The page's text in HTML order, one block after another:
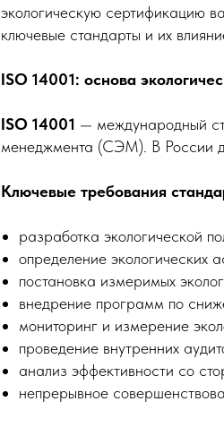
экологическую сертификацию
ключевые стандарты и их
ISO 14001: основа
ISO 14001 — международный
менеджмента (СЭМ). В России
Ключевые требования
разработка экологической
определение экологических
постановка измеримых
внедрение программ по
мониторинг и измерение
проведение внутренних
анализ эффективности со
непрерывное